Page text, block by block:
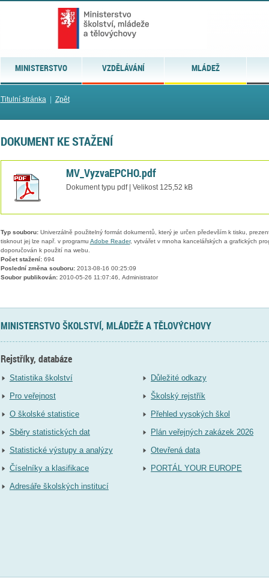
MINISTERSTVO VZDĚLÁVÁNÍ MLÁDEŽ
Titulní stránka| Zpět
DOKUMENT KE STAŽENÍ
MV_VyzvaEPCHO.pdf
Dokument typu pdf | Velikost 125,52 kB
Typ souboru:Univerzálně použitelný formát dokumentů, který je určen především k tisku,
tisknout jej lze např. v programu Adobe Reader, vytvářet v mnoha kancelářských a grafických
doporučován k použití na webu.
Počet stažení:694
Poslední změna souboru:2013-08-16 00:25:09
Soubor publikován:2010-05-26 11:07:46, Administrator
MINISTERSTVO ŠKOLSTVÍ, MLÁDEŽE A TĚLOVÝCHOVY
Rejstříky, databáze
Statistika školství
Pro veřejnost
O školské statistice
Sběry statistických dat
Statistické výstupy a analýzy
Číselníky a klasifikace
Adresáře školských institucí
Důležité odkazy
Školský rejstřík
Přehled vysokých škol
Plán veřejných zakázek 2026
Otevřená data
PORTÁL YOUR EUROPE